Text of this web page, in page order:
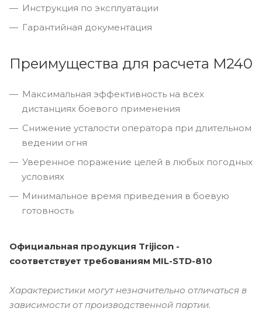
Инструкция по эксплуатации
Гарантийная документация
Преимущества для расчета M240
Максимальная эффективность на всех
дистанциях боевого применения
Снижение усталости оператора при длительном
ведении огня
Уверенное поражение целей в любых погодных
условиях
Минимальное время приведения в боевую
готовность
Официальная продукция Trijicon -
соответствует требованиям MIL-STD-810
Характеристики могут незначительно отличаться в
зависимости от производственной партии.